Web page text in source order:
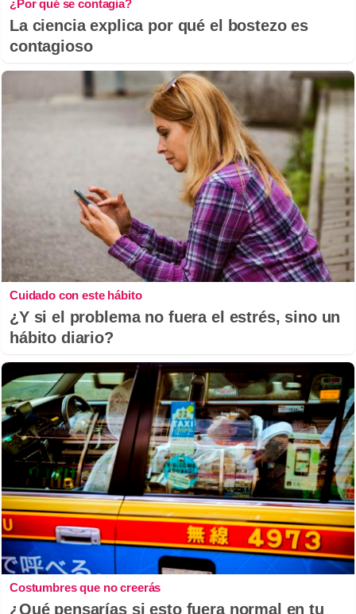
¿Por qué se contagia?
La ciencia explica por qué el bostezo es
contagioso
Cuidado con este hábito
¿Y si el problema no fuera el estrés, sino un
hábito diario?
Costumbres que no creerás
¿Qué pensarías si esto fuera normal en tu